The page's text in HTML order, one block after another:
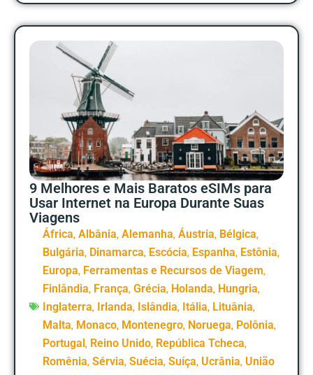
9 Melhores e Mais Baratos eSIMs para
Usar Internet na Europa Durante Suas
Viagens
África, Albânia, Alemanha, Áustria, Bélgica,
Bulgária, Dinamarca, Escócia, Espanha, Estônia,
Europa, Ferramentas e Recursos de Viagem,
Finlândia, França, Grécia, Holanda, Hungria,
Inglaterra, Irlanda, Islândia, Itália, Lituânia,
Malta, Monaco, Montenegro, Noruega, Polônia,
Portugal , Reino Unido, República Tcheca,
Romênia, Sérvia, Suécia, Suíça, Ucrânia, União